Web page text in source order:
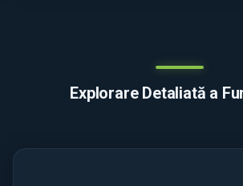
Explorare Detaliată a